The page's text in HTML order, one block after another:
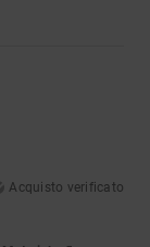
Acquisto verificato